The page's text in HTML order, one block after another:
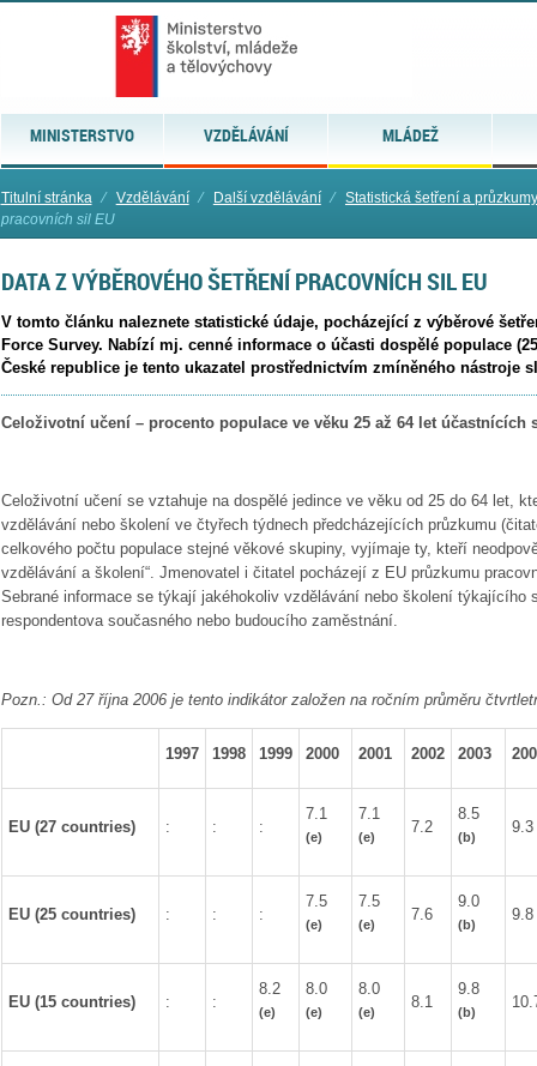
MINISTERSTVO VZDĚLÁVÁNÍ MLÁDEŽ
Titulní stránka ⁄ Vzdělávání ⁄ Další vzdělávání ⁄
Statistická šetření a
pracovních sil EU
DATA Z VÝBĚROVÉHO ŠETŘENÍ PRACOVNÍCH SIL EU
V tomto článku naleznete statistické údaje, pocházející z výběrové
Force Survey. Nabízí mj. cenné informace o účasti dospělé populace
České republice je tento ukazatel prostřednictvím zmíněného nástroje
Celoživotní učení – procento populace ve věku 25 až 64 let účastnících
Celoživotní učení se vztahuje na dospělé jedince ve věku od 25 do 64 let,
vzdělávání nebo školení ve čtyřech týdnech předcházejících průzkumu (č
celkového počtu populace stejné věkové skupiny, vyjímaje ty, kteří neodpov
vzdělávání a školení“. Jmenovatel i čitatel pocházejí z EU průzkumu
Sebrané informace se týkají jakéhokoliv vzdělávání nebo školení týkajícího
respondentova současného nebo budoucího zaměstnání.
Pozn.: Od 27 října 2006 je tento indikátor založen na ročním průměru č
1997 1998 1999 2000 2001 2002 2003
EU (27 countries) : : :
7.1
(e)
7.1
(e) 7.2
8.5
(b) 9.3
EU (25 countries) : : :
7.5
(e)
7.5
(e) 7.6
9.0
(b) 9.8
EU (15 countries) : :
8.2
(e)
8.0
(e)
8.0
(e) 8.1
9.8
(b)